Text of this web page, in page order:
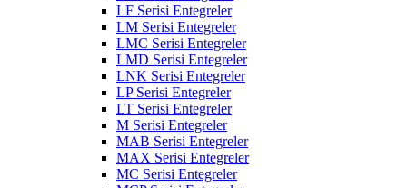
LF Serisi Entegreler
LM Serisi Entegreler
LMC Serisi Entegreler
LMD Serisi Entegreler
LNK Serisi Entegreler
LP Serisi Entegreler
LT Serisi Entegreler
M Serisi Entegreler
MAB Serisi Entegreler
MAX Serisi Entegreler
MC Serisi Entegreler